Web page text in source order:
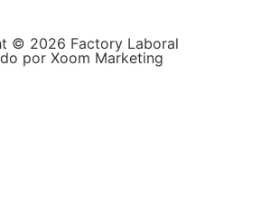
© 2026 Factory Laboral
por Xoom Marketing